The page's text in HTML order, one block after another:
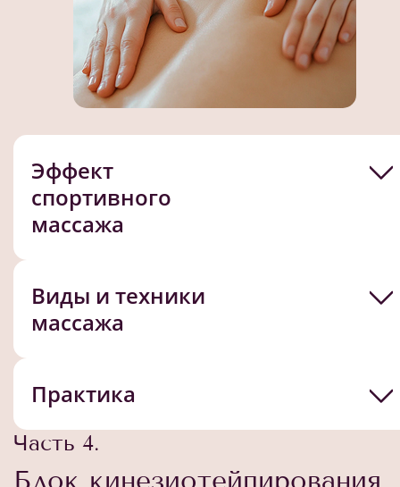
Эффект
спортивного
массажа
Виды и техники
массажа
Практика
Часть 4.
Блок кинезиотейпирования